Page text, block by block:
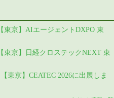
【東京】AIエージェントDXPO 東
【東京】日経クロステックNEXT 東
【東京】CEATEC 2026に出展しま